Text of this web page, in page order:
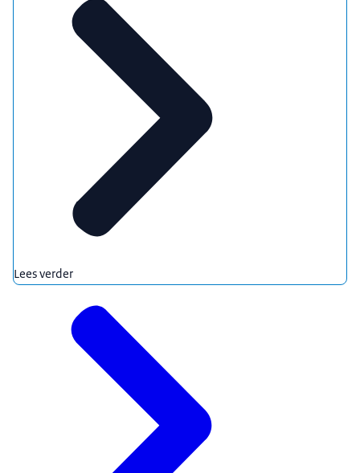
Lees verder